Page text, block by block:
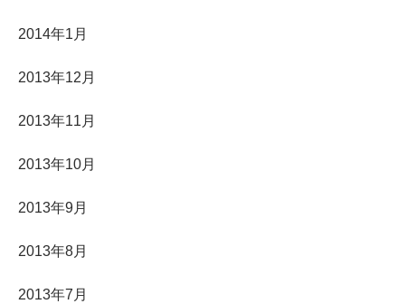
2014年1月
2013年12月
2013年11月
2013年10月
2013年9月
2013年8月
2013年7月